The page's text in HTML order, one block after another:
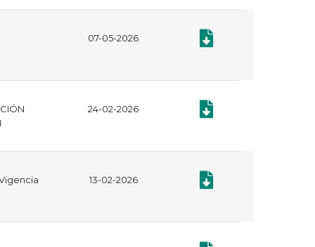
07-05-2026 Documento: Plan Anual
24-02-2026 Documento:
13-02-2026 Documento: Informe de